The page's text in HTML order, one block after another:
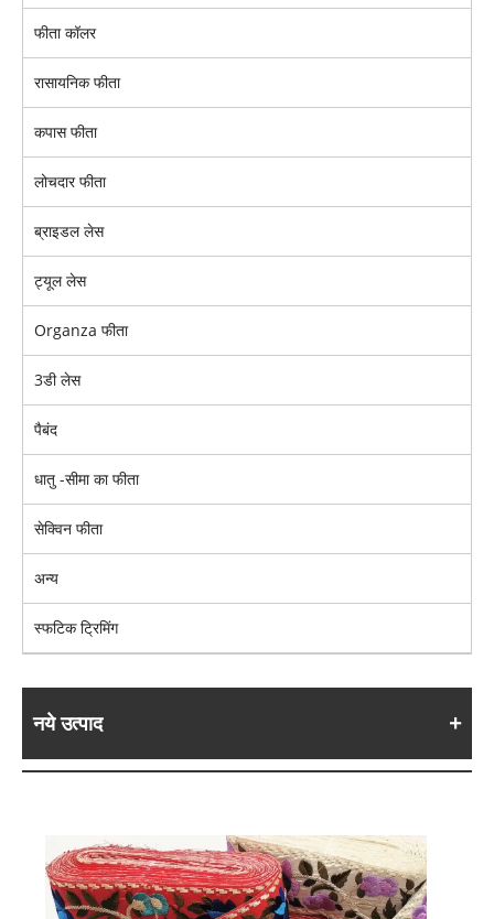
फीता कॉलर
रासायनिक फीता
कपास फीता
लोचदार फीता
ब्राइडल लेस
ट्यूल लेस
Organza फीता
3डी लेस
पैबंद
धातु -सीमा का फीता
सेक्विन फीता
अन्य
स्फटिक ट्रिमिंग
नये उत्पाद